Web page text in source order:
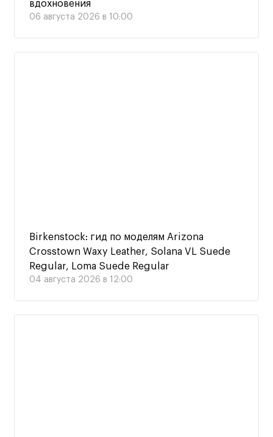
вдохновения
06 августа 2026 в 10:00
Birkenstock: гид по моделям Arizona
Crosstown Waxy Leather, Solana VL Suede
Regular, Loma Suede Regular
04 августа 2026 в 12:00